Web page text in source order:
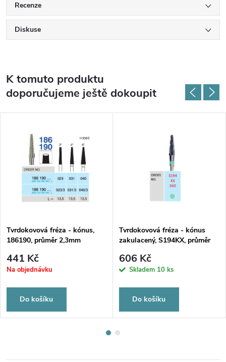
Recenze
Diskuse
K tomuto produktu
doporučujeme ještě dokoupit
Tvrdokovová fréza - kónus,
186190, průměr 2,3mm
441 Kč
Na objednávku
Do košíku
Tvrdokovová fréza - kónus
zakulacený, S194KX, průměr
606 Kč
Skladem 10 ks
Do košíku